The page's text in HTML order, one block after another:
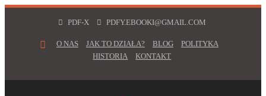
PDF-X PDFY.EBOOKI@GMAIL.COM
O NAS JAK TO DZIAŁA? BLOG
POLITYKA
HISTORIA
KONTAKT